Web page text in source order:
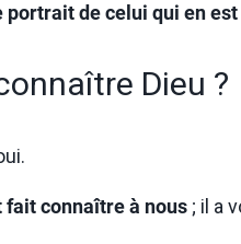
de celui qui en
Dieu ?
fait connaître à nous ; il a